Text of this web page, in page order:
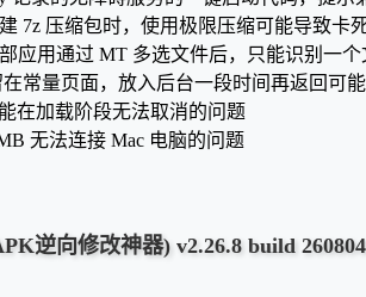
7z 压缩包时，使用极限压缩可能导致卡
应用通过 MT 多选文件后，只能识别一
在常量页面，放入后台一段时间再返回可
在加载阶段无法取消的问题
无法连接 Mac 电脑的问题
逆向修改神器) v2.26.8 build